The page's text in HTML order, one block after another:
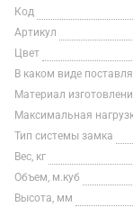
Код
Артикул
Цвет
В каком виде
Материал
Максимальная
Тип системы замка
Вес, кг
Объем, м.куб
Высота, мм